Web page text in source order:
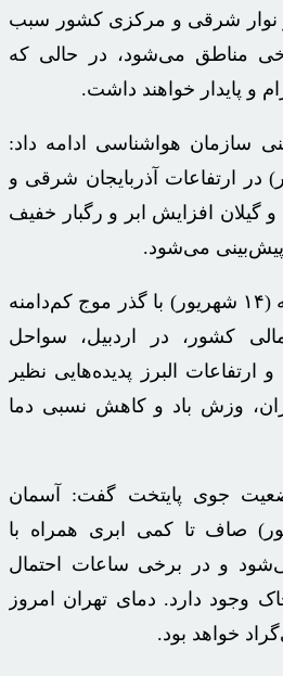
نوار شرقی و مرکزی کشور سبب
مناطق می‌شود، در حالی که
و پایدار خواهند داشت.
سازمان هواشناسی ادامه داد:
(۱۳ شهریور) در ارتفاعات آذربایجان شرقی و
گیلان افزایش ابر و رگبار خفیف
پیش‌بینی می‌شود.
وی اظهار کرد: روز جمعه (۱۴ شهریور) با گذر موج کم‌دامنه
کشور، در اردبیل، سواحل
البرز پدیده‌هایی نظیر
وزش باد و کاهش نسبی دما
جوی پایتخت گفت: آسمان
(۱۱ شهریور) صاف تا کمی ابری همراه با
و در برخی ساعات احتمال
وجود دارد. دمای تهران امروز